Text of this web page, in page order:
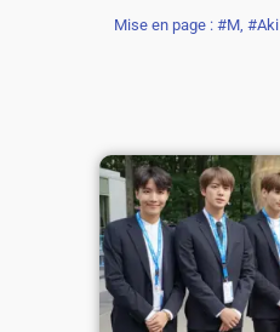
Mise en page : #M, #Aki